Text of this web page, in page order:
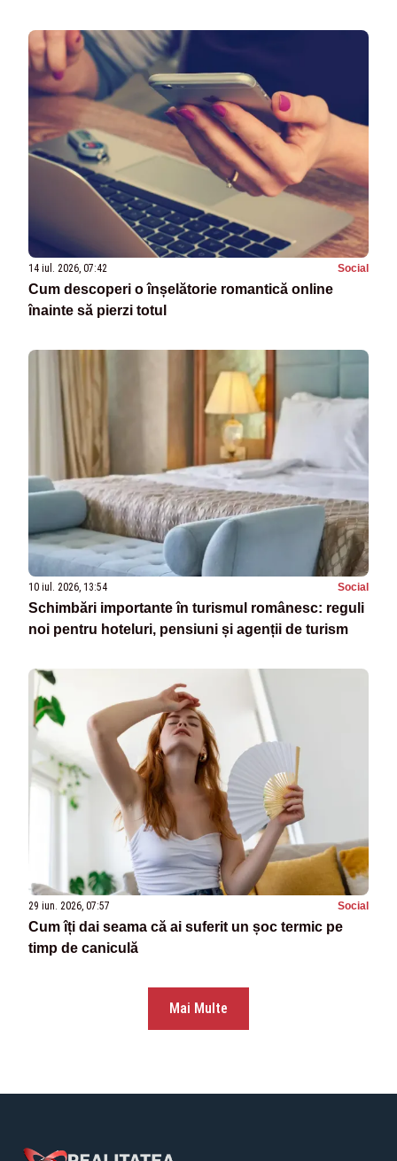
14 iul. 2026, 07:42 Social
Cum descoperi o înșelătorie romantică online
înainte să pierzi totul
10 iul. 2026, 13:54 Social
Schimbări importante în turismul românesc: reguli
noi pentru hoteluri, pensiuni și agenții de turism
29 iun. 2026, 07:57 Social
Cum îți dai seama că ai suferit un șoc termic pe
timp de caniculă
Mai Multe